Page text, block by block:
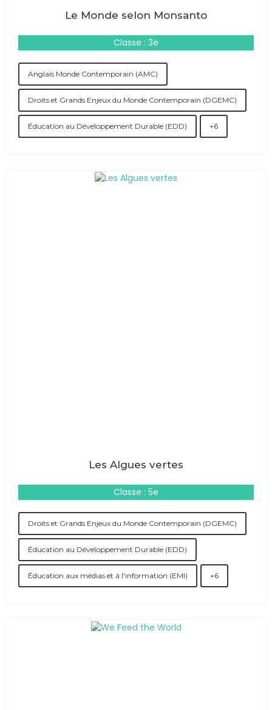
Le Monde selon Monsanto
Classe : 3e
Anglais Monde Contemporain (AMC)
Droits et Grands Enjeux du Monde Contemporain (DGEMC)
Éducation au Développement Durable (EDD) +6
Les Algues vertes
Classe : 5e
Droits et Grands Enjeux du Monde Contemporain (DGEMC)
Éducation au Développement Durable (EDD)
Éducation aux médias et à l'information (EMI) +6